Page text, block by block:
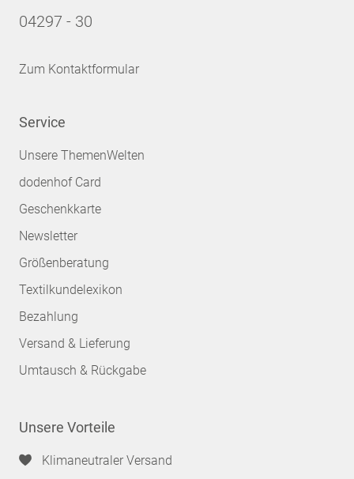
04297 - 30
Zum Kontaktformular
Service
Unsere ThemenWelten
dodenhof Card
Geschenkkarte
Newsletter
Größenberatung
Textilkundelexikon
Bezahlung
Versand & Lieferung
Umtausch & Rückgabe
Unsere Vorteile
Klimaneutraler Versand